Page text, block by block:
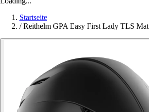
Startseite
/ Reithelm GPA Easy First Lady TLS Mat